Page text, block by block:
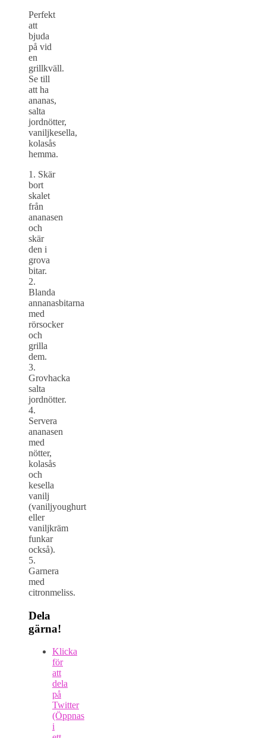
Perfekt
att
bjuda
på vid
en
grillkväll.
Se till
att ha
ananas,
salta
jordnötter,
vaniljkesella,
kolasås
hemma.
1. Skär
bort
skalet
från
ananasen
och
skär
den i
grova
bitar.
2.
Blanda
annanasbitarna
med
rörsocker
och
grilla
dem.
3.
Grovhacka
salta
jordnötter.
4.
Servera
ananasen
med
nötter,
kolasås
och
kesella
vanilj
(vaniljyoughurt
eller
vaniljkräm
funkar
också).
5.
Garnera
med
citronmeliss.
Dela
gärna!
Klicka
för
att
dela
på
Twitter
(Öppnas
i